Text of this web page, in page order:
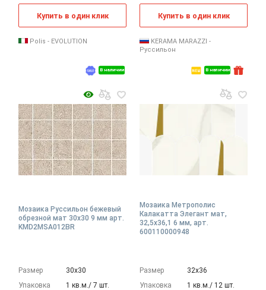
В наличии
Купить в один клик
Polis - EVOLUTION
В наличии
Купить в один клик
KERAMA MARAZZI -
Руссильон
Мозаика Руссильон бежевый
обрезной мат 30x30 9 мм арт.
KMD2MSA012BR
Размер
30х30
Упаковка
1 кв.м./ 7 шт.
Мозаика Метрополис
Калакатта Элегант мат,
32,5x36,1 6 мм, арт.
600110000948
Размер
32х36
Упаковка
1 кв.м./ 12 шт.